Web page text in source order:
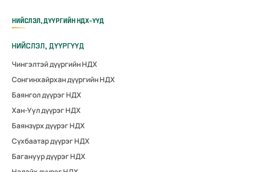
НИЙСЛЭЛ, ДҮҮРГИЙН НДХ-ҮҮД
НИЙСЛЭЛ, ДҮҮРГҮҮД
Чингэлтэй дүүргийн НДХ
Сонгинхайрхан дүүргийн НДХ
Баянгол дүүрэг НДХ
Хан-Уул дүүрэг НДХ
Баянзүрх дүүрэг НДХ
Сүхбаатар дүүрэг НДХ
Багануур дүүрэг НДХ